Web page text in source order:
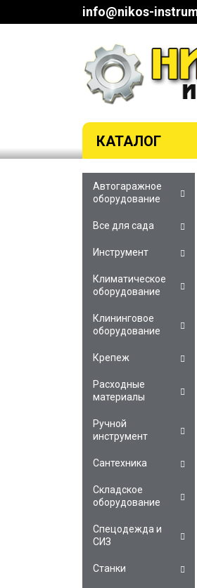
info@nikos-
КАТАЛОГ
Автогаражное
оборудование
Все для сада
Инструмент
Климатическое
оборудование
Клининговое
оборудование
Крепеж
Расходные
материалы
Ручной
инструмент
Сантехника
Складское
оборудование
Спецодежда и
СИЗ
Станки